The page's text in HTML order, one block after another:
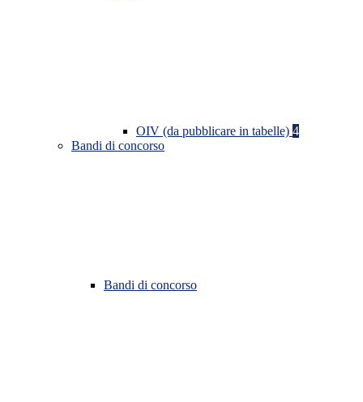
OIV (da pubblicare in tabelle) 4
Bandi di concorso
Bandi di concorso